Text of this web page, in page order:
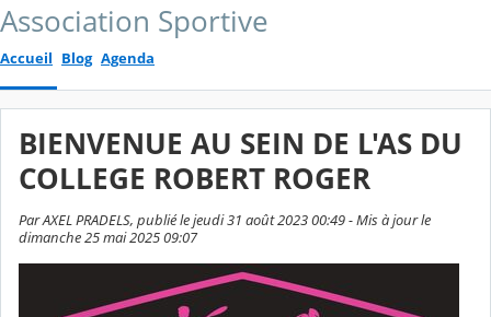
Association Sportive
Accueil Blog Agenda
BIENVENUE AU SEIN DE L'AS DU
COLLEGE ROBERT ROGER
Par AXEL PRADELS, publié le jeudi 31 août 2023 00:49 - Mis à jour le
dimanche 25 mai 2025 09:07